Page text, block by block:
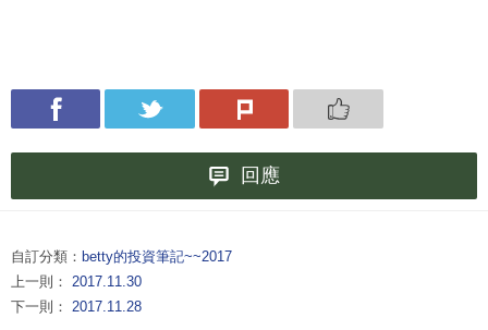
回應
自訂分類： betty的投資筆記~~2017
上一則： 2017.11.30
下一則： 2017.11.28